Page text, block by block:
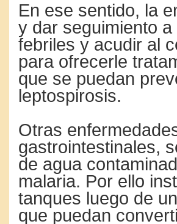
En ese sentido, la
y dar seguimiento
febriles y acudir al
para ofrecerle
que se puedan
leptospirosis.
Otras
gastrointestinales,
de agua
malaria. Por ello
tanques luego de
que puedan